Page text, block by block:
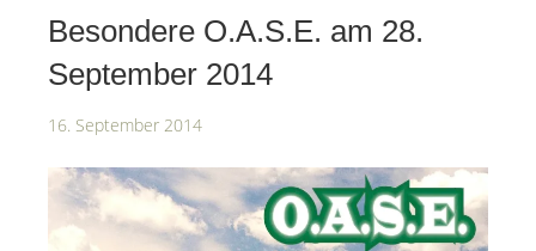
Besondere O.A.S.E. am 28.
September 2014
16. September 2014